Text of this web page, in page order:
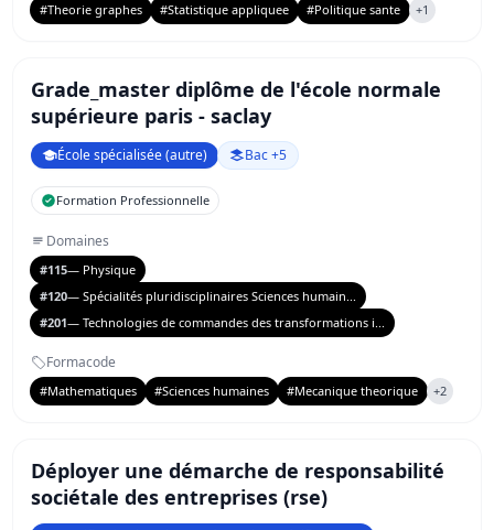
#Theorie graphes #Statistique appliquee #Politique sante +1
Grade_master diplôme de l'école normale
supérieure paris - saclay
École spécialisée (autre) Bac +5
Formation Professionnelle
Domaines
#115— Physique
#120— Spécialités pluridisciplinaires Sciences humain...
#201— Technologies de commandes des transformations i...
Formacode
#Mathematiques #Sciences humaines #Mecanique theorique +2
Déployer une démarche de responsabilité
sociétale des entreprises (rse)